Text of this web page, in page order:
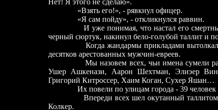
Нет! Я этого не сделаю».
«Взять его!», - рявкнул офицер.
«Я сам пойду», -откликнулся раввин.
И уже понимая, что настал его смертный
черный сюртук, накинул бело-голубой таллит и
Когда жандармы прикладами вытолкали
десятков арестованных мужчин-евреев.
Мы назовем всех, чьи имена сумели
Ушер Ашкенази, Аарон Шехтман, Элиэер
Григорий Китроссер, Хаим Коган, Сухер Яшан…
Их повели по улицам города - 39 человек
Впереди всех шел окутанный таллитом
Колкер.